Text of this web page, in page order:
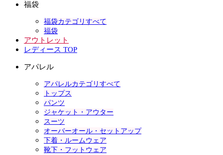
福袋
福袋カテゴリすべて
福袋
アウトレット
レディース TOP
アパレル
アパレルカテゴリすべて
トップス
パンツ
ジャケット・アウター
スーツ
オーバーオール・セットアップ
下着・ルームウェア
靴下・フットウェア